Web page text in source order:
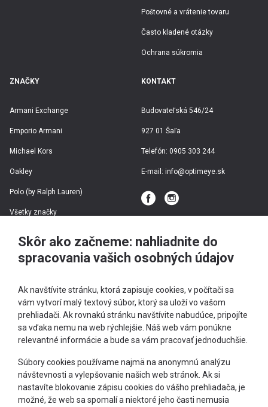
čierna arista
G-15 zelená
Poštovné a vrátenie tovaru
Často kladené otázky
Ochrana súkromia
ZNAČKY
Armani Exchange
Emporio Armani
Michael Kors
Oakley
Polo (by Ralph Lauren)
Všetky značky
KONTAKT
Budovateľská 546/24
927 01 Šaľa
Telefón: 0905 303 244
E-mail: info@optimeye.sk
info@optimeye.sk
Skôr ako začneme: nahliadnite do
spracovania vašich osobných údajov
Ak navštívite stránku, ktorá zapisuje cookies, v počítači sa
vám vytvorí malý textový súbor, ktorý sa uloží vo vašom
prehliadači. Ak rovnakú stránku navštívite nabudúce, pripojíte
sa vďaka nemu na web rýchlejšie. Náš web vám ponúkne
relevantné informácie a bude sa vám pracovať jednoduchšie.
Súbory cookies používame najmä na anonymnú analýzu
návštevnosti a vylepšovanie našich web stránok. Ak si
nastavíte blokovanie zápisu cookies do vášho prehliadača, je
možné, že web sa spomalí a niektoré jeho časti nemusia